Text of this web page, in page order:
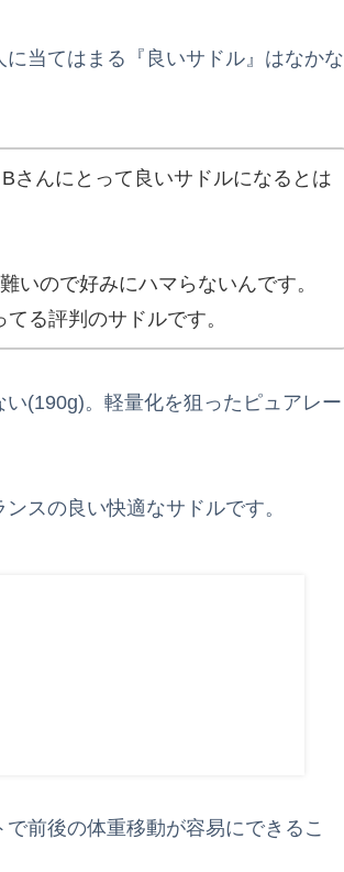
当てはまる『良いサドル』はなかな
さんにとって良いサドルになるとは
いので好みにハマらないんです。
る評判のサドルです。
(190g)。軽量化を狙ったピュアレー
スの良い快適なサドルです。
前後の体重移動が容易にできるこ